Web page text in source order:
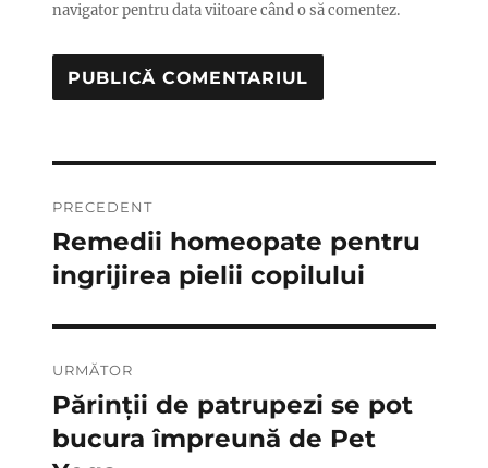
navigator pentru data viitoare când o să comentez.
în
articole
PRECEDENT
Articolul
anterior:
Remedii homeopate pentru
ingrijirea pielii copilului
URMĂTOR
Articolul
următor:
Părinții de patrupezi se pot
bucura împreună de Pet